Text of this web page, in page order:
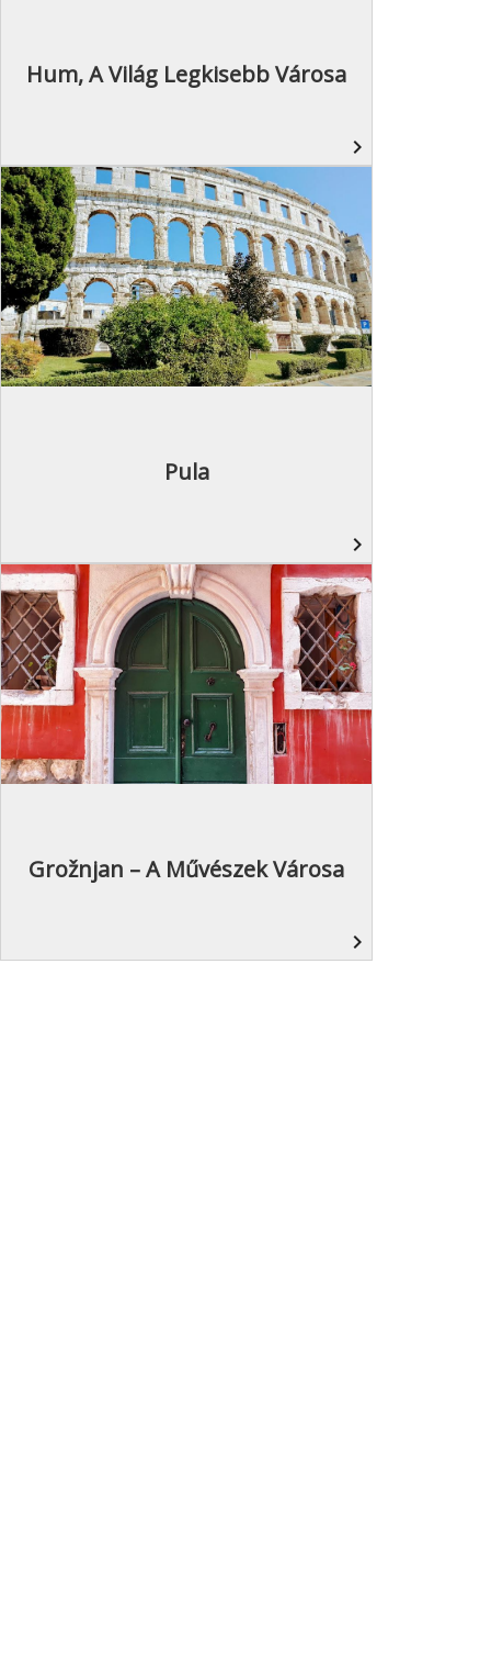
Hum, A Világ Legkisebb Városa
navigate_next
Pula
navigate_next
Grožnjan – A Művészek Városa
navigate_next